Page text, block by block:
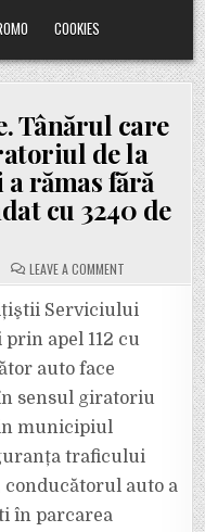
COOKIES
Tânărul care
de la
rămas fără
cu 3240 de
LEAVE A COMMENT
ȘMECHERIA
PLĂTEȘTE.
TÂNĂRUL
CARE
FĂCEA
DE
A
RĂMAS
PERMIS
Serviciului
apel 112 cu
auto face
sensul giratoriu
municipiul
traficului
auto a
în parcarea